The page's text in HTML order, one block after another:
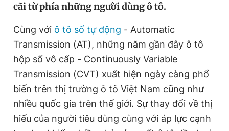
Sản phẩm khác
Tiện ích Bạn cần biết
Thông tin tòa soạn Liên hệ quảng cáo
cãi từ phía những người dùng ô tô.
Cùng với ô tô số tự động - Automatic
Transmission (AT), những năm gần đây ô tô
hộp số vô cấp - Continuously Variable
Transmission (CVT) xuất hiện ngày càng phổ
biến trên thị trường ô tô Việt Nam cũng như
nhiều quốc gia trên thế giới. Sự thay đổi về thị
hiếu của người tiêu dùng cùng với áp lực cạnh